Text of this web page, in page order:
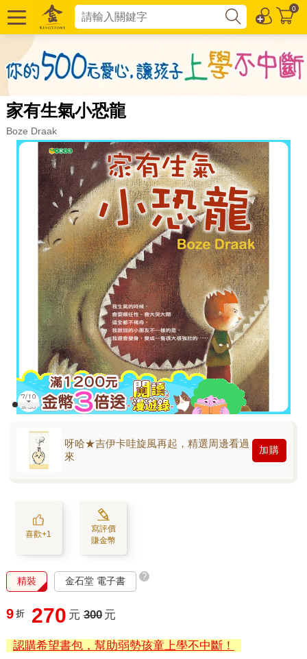
0
家有生氣小恐龍
Boze Draak
呀哈★吉伊卡哇旋風再起，精選周邊看過
來
加購
喜歡+1
寫評價
賺金幣
精裝 金石堂 電子書 ?
9 折 270 元 300 元
認購希望書包，幫助弱勢孩童上學不中斷！